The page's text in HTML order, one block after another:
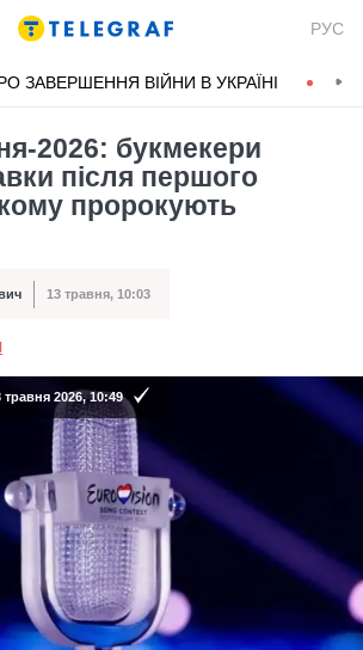
РУС
ЗАВЕРШЕННЯ ВІЙНИ В УКРАЇНІ
2026: букмекери
після першого
пророкують
13 травня, 10:03
2026, 10:49